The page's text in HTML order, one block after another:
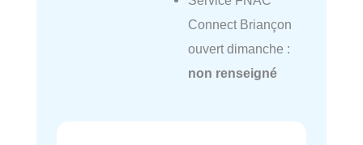
Connect Briançon
ouvert dimanche :
non renseigné